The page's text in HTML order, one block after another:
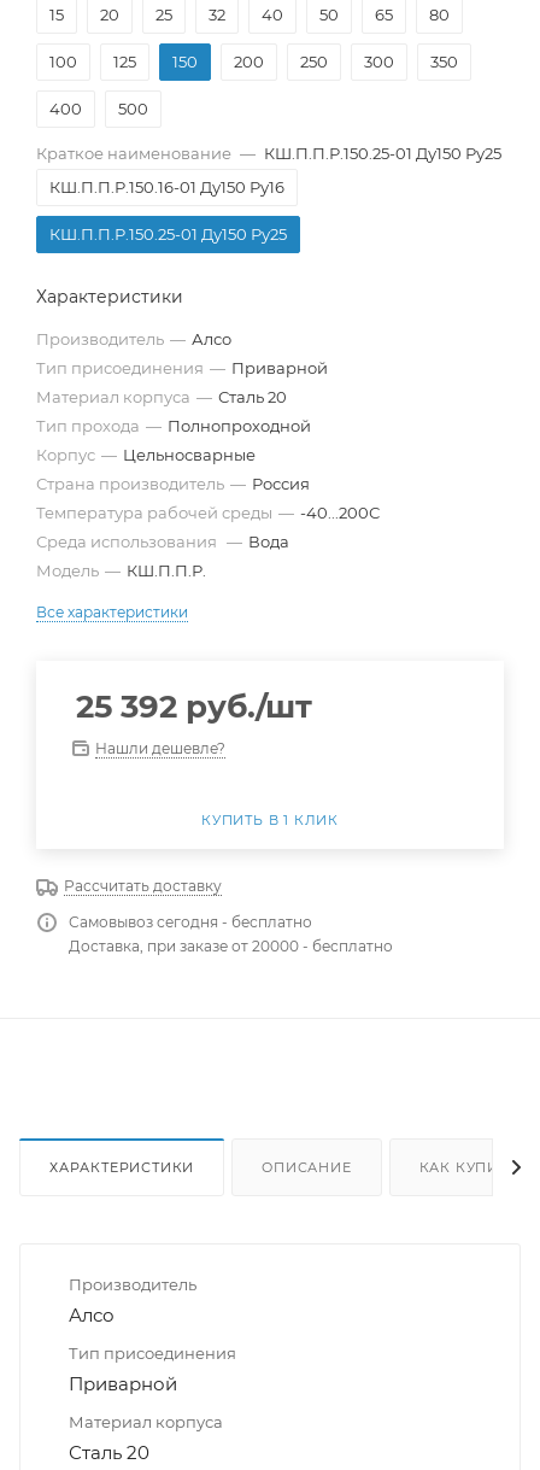
15
20 25 32 40 50 65 80
100 125 150 200 250 300 350
400 500
Краткое наименование — КШ.П.П.Р.150.25-01 Ду150 Ру25
КШ.П.П.Р.150.16-01 Ду150 Ру16
КШ.П.П.Р.150.25-01 Ду150 Ру25
Характеристики
Производитель — Алсо
Тип присоединения — Приварной
Материал корпуса — Сталь 20
Тип прохода — Полнопроходной
Корпус — Цельносварные
Страна производитель — Россия
Температура рабочей среды — -40...200С
Среда использования — Вода
Модель — КШ.П.П.Р.
Все характеристики
25 392 руб./шт
Нашли дешевле?
КУПИТЬ В 1 КЛИК
Рассчитать доставку
Самовывоз сегодня - бесплатно
Доставка, при заказе от 20000 - бесплатно
ХАРАКТЕРИСТИКИ ОПИСАНИЕ КАК КУПИТЬ
Производитель
Алсо
Тип присоединения
Приварной
Материал корпуса
Сталь 20